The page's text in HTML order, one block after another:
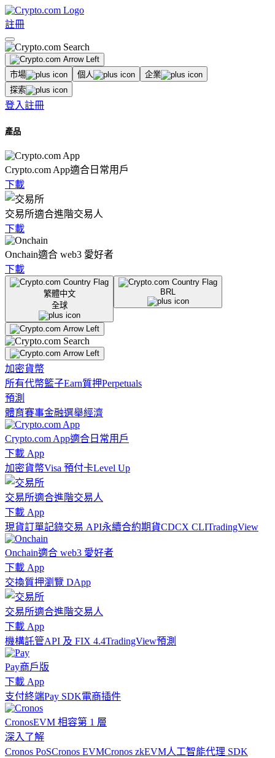
註冊
市場 個人
企業
探索
登入註冊
產品
Crypto.com App適合日常用戶
下載
交易所適合進階交易人
下載
Onchain適合 web3 愛好者
下載
繁體中文
全球
BRL
加密貨幣
所有代幣籃子Earn質押Perpetuals
預測
體育賽事金融選舉經濟
Crypto.com App適合日常用戶
下載 App
加密貨幣Visa 預付卡Level Up
交易所適合進階交易人
下載 App
現貨訂單記錄交易 API永續合約期貨CDCX CLITradingView
Onchain適合 web3 愛好者
下載 App
交換質押瀏覽 DApp
交易所適合進階交易人
下載 App
機構託管API 及 FIX 4.4TradingView預測
Pay商戶版
下載 App
支付終端Pay SDK電商插件
CronosEVM 相容第 1 層
深入了解
Cronos PoSCronos EVMCronos zkEVM人工智能代理 SDK